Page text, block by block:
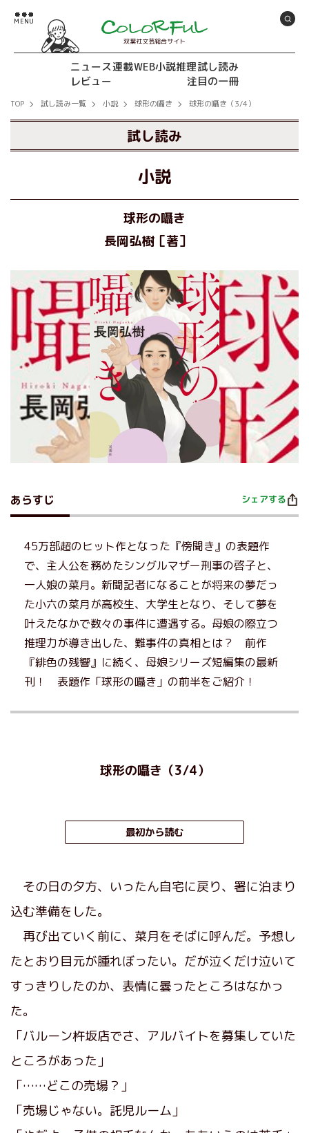
双葉社文芸総合サイト
ニュース連載WEB小説推理試し読み
レビュー
注目の一冊
TOP 試し読み一覧 小説 球形の囁き 球形の囁き（3/4）
試し読み
小説
球形の囁き
長岡弘樹［著］
あらすじ シェアする
45万部超のヒット作となった『傍聞き』の表題作
で、主人公を務めたシングルマザー刑事の啓子と、
一人娘の菜月。新聞記者になることが将来の夢だっ
た小六の菜月が高校生、大学生となり、そして夢を
叶えたなかで数々の事件に遭遇する。母娘の際立つ
推理力が導き出した、難事件の真相とは？ 前作
『緋色の残響』に続く、母娘シリーズ短編集の最新
刊！ 表題作「球形の囁き」の前半をご紹介！
球形の囁き（3/4）
最初から読む
その日の夕方、いったん自宅に戻り、署に泊まり
込む準備をした。
再び出ていく前に、菜月をそばに呼んだ。予想し
たとおり目元が腫れぼったい。だが泣くだけ泣いて
すっきりしたのか、表情に曇ったところはなかっ
た。
「バルーン杵坂店でさ、アルバイトを募集していた
ところがあった」
「……どこの売場？」
「売場じゃない。託児ルーム」